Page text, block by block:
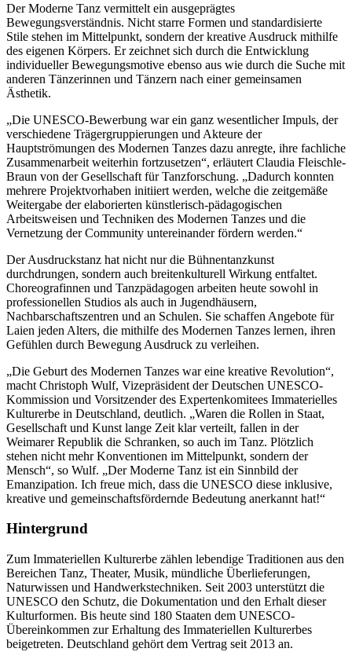
Der Moderne Tanz vermittelt ein ausgeprägtes
Bewegungsverständnis. Nicht starre Formen und standardisierte
Stile stehen im Mittelpunkt, sondern der kreative Ausdruck mithilfe
des eigenen Körpers. Er zeichnet sich durch die Entwicklung
individueller Bewegungsmotive ebenso aus wie durch die Suche mit
anderen Tänzerinnen und Tänzern nach einer gemeinsamen
Ästhetik.
„Die UNESCO-Bewerbung war ein ganz wesentlicher Impuls, der
verschiedene Trägergruppierungen und Akteure der
Hauptströmungen des Modernen Tanzes dazu anregte, ihre fachliche
Zusammenarbeit weiterhin fortzusetzen“, erläutert Claudia Fleischle-
Braun von der Gesellschaft für Tanzforschung. „Dadurch konnten
mehrere Projektvorhaben initiiert werden, welche die zeitgemäße
Weitergabe der elaborierten künstlerisch-pädagogischen
Arbeitsweisen und Techniken des Modernen Tanzes und die
Vernetzung der Community untereinander fördern werden.“
Der Ausdruckstanz hat nicht nur die Bühnentanzkunst
durchdrungen, sondern auch breitenkulturell Wirkung entfaltet.
Choreografinnen und Tanzpädagogen arbeiten heute sowohl in
professionellen Studios als auch in Jugendhäusern,
Nachbarschaftszentren und an Schulen. Sie schaffen Angebote für
Laien jeden Alters, die mithilfe des Modernen Tanzes lernen, ihren
Gefühlen durch Bewegung Ausdruck zu verleihen.
„Die Geburt des Modernen Tanzes war eine kreative Revolution“,
macht Christoph Wulf, Vizepräsident der Deutschen UNESCO-
Kommission und Vorsitzender des Expertenkomitees Immaterielles
Kulturerbe in Deutschland, deutlich. „Waren die Rollen in Staat,
Gesellschaft und Kunst lange Zeit klar verteilt, fallen in der
Weimarer Republik die Schranken, so auch im Tanz. Plötzlich
stehen nicht mehr Konventionen im Mittelpunkt, sondern der
Mensch“, so Wulf. „Der Moderne Tanz ist ein Sinnbild der
Emanzipation. Ich freue mich, dass die UNESCO diese inklusive,
kreative und gemeinschaftsfördernde Bedeutung anerkannt hat!“
Hintergrund
Zum Immateriellen Kulturerbe zählen lebendige Traditionen aus den
Bereichen Tanz, Theater, Musik, mündliche Überlieferungen,
Naturwissen und Handwerkstechniken. Seit 2003 unterstützt die
UNESCO den Schutz, die Dokumentation und den Erhalt dieser
Kulturformen. Bis heute sind 180 Staaten dem UNESCO-
Übereinkommen zur Erhaltung des Immateriellen Kulturerbes
beigetreten. Deutschland gehört dem Vertrag seit 2013 an.